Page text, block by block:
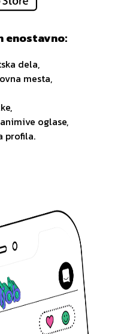
enostavno:
dela,
mesta,
oglase,
profila.